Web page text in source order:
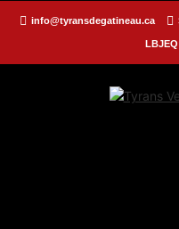
info@tyransdegatineau.ca
LBJEQ